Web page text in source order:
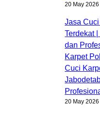
20 May 2026
Jasa
Terdekat
dan
Karpet
Cuci
20 May 2026